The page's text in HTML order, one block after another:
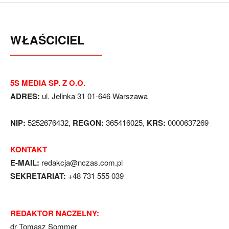
WŁAŚCICIEL
5S MEDIA SP. Z O.O.
ADRES: ul. Jelinka 31 01-646 Warszawa
NIP: 5252676432, REGON: 365416025, KRS: 0000637269
KONTAKT
E-MAIL: redakcja@nczas.com.pl
SEKRETARIAT: +48 731 555 039
REDAKTOR NACZELNY:
dr Tomasz Sommer